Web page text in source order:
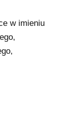
w imieniu